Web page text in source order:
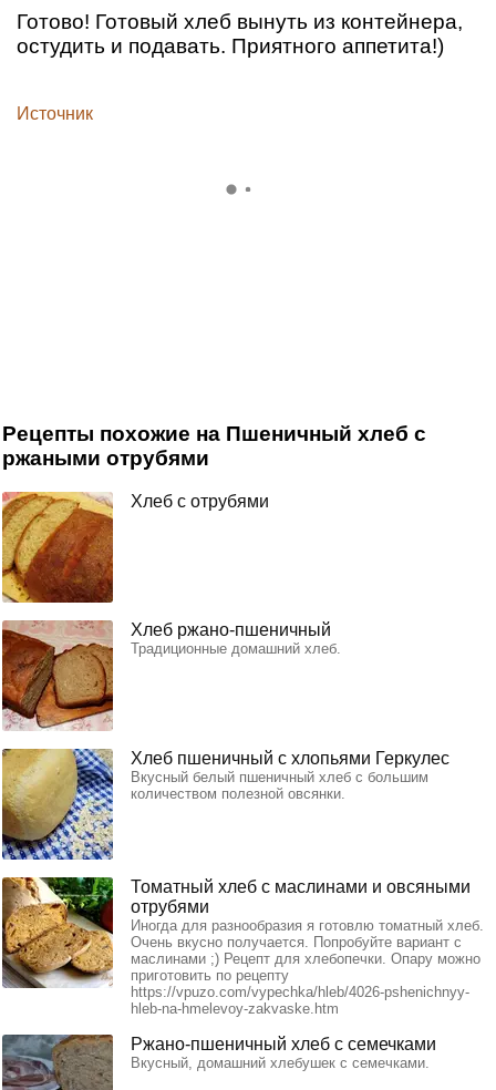
Готово! Готовый хлеб вынуть из контейнера,
остудить и подавать. Приятного аппетита!)
Источник
Рецепты похожие на Пшеничный хлеб с
ржаными отрубями
Хлеб с отрубями
Хлеб ржано-пшеничный
Традиционные домашний хлеб.
Хлеб пшеничный с хлопьями Геркулес
Вкусный белый пшеничный хлеб с большим
количеством полезной овсянки.
Томатный хлеб с маслинами и овсяными
отрубями
Иногда для разнообразия я готовлю томатный хлеб.
Очень вкусно получается. Попробуйте вариант с
маслинами ;) Рецепт для хлебопечки. Опару можно
приготовить по рецепту
https://vpuzo.com/vypechka/hleb/4026-pshenichnyy-
hleb-na-hmelevoy-zakvaske.htm
Ржано-пшеничный хлеб с семечками
Вкусный, домашний хлебушек с семечками.